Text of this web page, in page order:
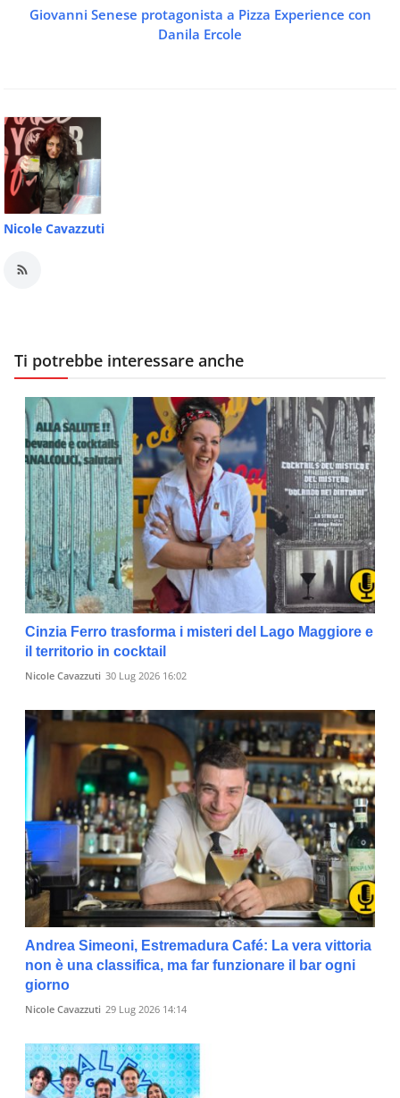
Giovanni Senese protagonista a Pizza Experience con
Danila Ercole
Nicole Cavazzuti
Ti potrebbe interessare anche
Cinzia Ferro trasforma i misteri del Lago Maggiore e
il territorio in cocktail
Nicole Cavazzuti 30 Lug 2026 16:02
Andrea Simeoni, Estremadura Café: La vera vittoria
non è una classifica, ma far funzionare il bar ogni
giorno
Nicole Cavazzuti 29 Lug 2026 14:14